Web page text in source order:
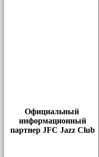
Официальный
информационный
партнер JFC Jazz Club